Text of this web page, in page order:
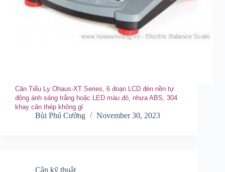
Cân Tiểu Ly Ohaus-XT Series , 6 đoạn LCD đèn nền tự
động ánh sáng trắng hoặc LED màu đỏ , nhựa ABS, 304
khay cân thép không gỉ
Bùi Phú Cường November 30, 2023
Cân kỹ thuật